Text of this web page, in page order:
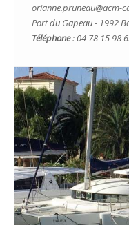
orianne.pruneau@acm-
Port du Gapeau - 1992
Téléphone: 04 78 15 98